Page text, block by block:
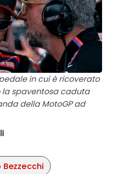
in cui è ricoverato
la spaventosa caduta
della MotoGP ad
Bezzecchi